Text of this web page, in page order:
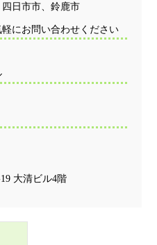
日市市、鈴鹿市
にお問い合わせください
大清ビル4階